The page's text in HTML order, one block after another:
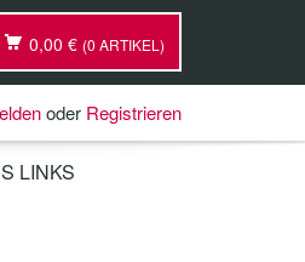
0,00 € (0 ARTIKEL)
oder Registrieren
LINKS